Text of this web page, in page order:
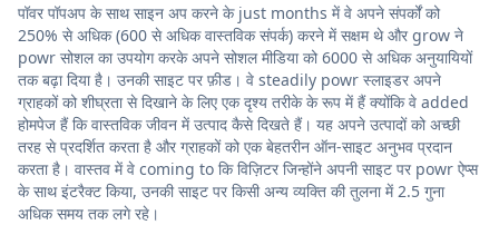
पॉवर पॉपअप के साथ साइन अप करने के just months में वे अपने संपर्कों को
250% से अधिक (600 से अधिक वास्तविक संपर्क) करने में सक्षम थे और grow ने
powr सोशल का उपयोग करके अपने सोशल मीडिया को 6000 से अधिक अनुयायियों
तक बढ़ा दिया है। उनकी साइट पर फ़ीड। वे steadily powr स्लाइडर अपने
ग्राहकों को शीघ्रता से दिखाने के लिए एक दृश्य तरीके के रूप में हैं क्योंकि वे added
होमपेज हैं कि वास्तविक जीवन में उत्पाद कैसे दिखते हैं। यह अपने उत्पादों को अच्छी
तरह से प्रदर्शित करता है और ग्राहकों को एक बेहतरीन ऑन-साइट अनुभव प्रदान
करता है। वास्तव में वे coming to कि विज़िटर जिन्होंने अपनी साइट पर powr ऐप्स
के साथ इंटरैक्ट किया, उनकी साइट पर किसी अन्य व्यक्ति की तुलना में 2.5 गुना
अधिक समय तक लगे रहे।